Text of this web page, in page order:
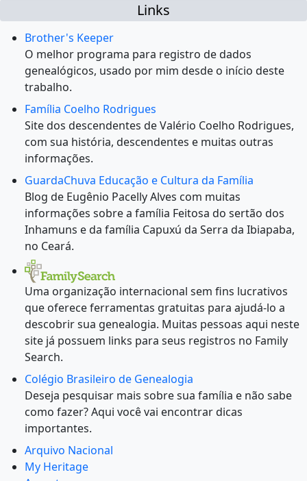
Links
Brother's Keeper
O melhor programa para registro de dados
genealógicos, usado por mim desde o início deste
trabalho.
Família Coelho Rodrigues
Site dos descendentes de Valério Coelho Rodrigues,
com sua história, descendentes e muitas outras
informações.
GuardaChuva Educação e Cultura da Família
Blog de Eugênio Pacelly Alves com muitas
informações sobre a família Feitosa do sertão dos
Inhamuns e da família Capuxú da Serra da Ibiapaba,
no Ceará.
Uma organização internacional sem fins lucrativos
que oferece ferramentas gratuitas para ajudá-lo a
descobrir sua genealogia. Muitas pessoas aqui neste
site já possuem links para seus registros no Family
Search.
Colégio Brasileiro de Genealogia
Deseja pesquisar mais sobre sua família e não sabe
como fazer? Aqui você vai encontrar dicas
importantes.
Arquivo Nacional
My Heritage